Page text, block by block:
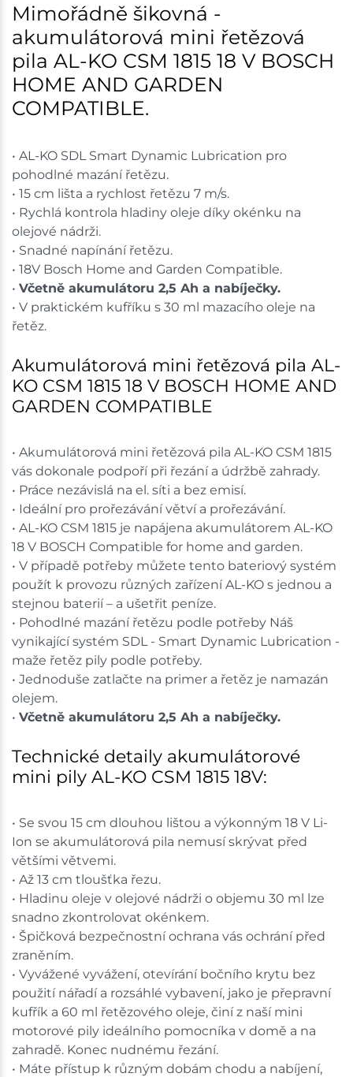
Ceny na prodejnách se mohou lišit od cen na e-
Mimořádně šikovná -
akumulátorová mini řetězová
pila AL-KO CSM 1815 18 V BOSCH
HOME AND GARDEN
COMPATIBLE.
• AL-KO SDL Smart Dynamic Lubrication pro
pohodlné mazání řetězu.
• 15 cm lišta a rychlost řetězu 7 m/s.
• Rychlá kontrola hladiny oleje díky okénku na
olejové nádrži.
• Snadné napínání řetězu.
• 18V Bosch Home and Garden Compatible.
• Včetně akumulátoru 2,5 Ah a nabíječky.
• V praktickém kufříku s 30 ml mazacího oleje na
řetěz.
Akumulátorová mini řetězová pila AL-
KO CSM 1815 18 V BOSCH HOME AND
GARDEN COMPATIBLE
• Akumulátorová mini řetězová pila AL-KO CSM 1815
vás dokonale podpoří při řezání a údržbě zahrady.
• Práce nezávislá na el. síti a bez emisí.
• Ideální pro prořezávání větví a prořezávání.
• AL-KO CSM 1815 je napájena akumulátorem AL-KO
18 V BOSCH Compatible for home and garden.
• V případě potřeby můžete tento bateriový systém
použít k provozu různých zařízení AL-KO s jednou a
stejnou baterií – a ušetřit peníze.
• Pohodlné mazání řetězu podle potřeby Náš
vynikající systém SDL - Smart Dynamic Lubrication -
maže řetěz pily podle potřeby.
• Jednoduše zatlačte na primer a řetěz je namazán
olejem.
• Včetně akumulátoru 2,5 Ah a nabíječky.
Technické detaily akumulátorové
mini pily AL-KO CSM 1815 18V:
• Se svou 15 cm dlouhou lištou a výkonným 18 V Li-
Ion se akumulátorová pila nemusí skrývat před
většími větvemi.
• Až 13 cm tloušťka řezu.
• Hladinu oleje v olejové nádrži o objemu 30 ml lze
snadno zkontrolovat okénkem.
• Špičková bezpečnostní ochrana vás ochrání před
zraněním.
• Vyvážené vyvážení, otevírání bočního krytu bez
použití nářadí a rozsáhlé vybavení, jako je přepravní
kufřík a 60 ml řetězového oleje, činí z naší mini
motorové pily ideálního pomocníka v domě a na
zahradě. Konec nudnému řezání.
• Máte přístup k různým dobám chodu a nabíjení,